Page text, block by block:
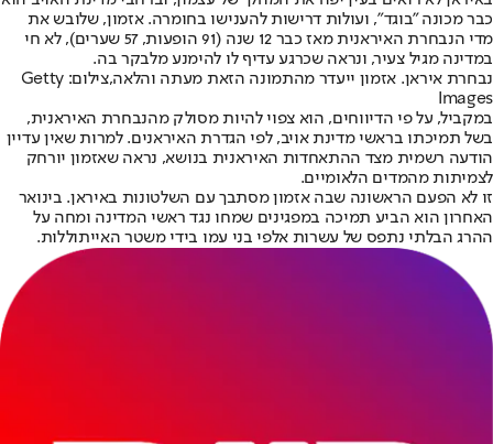
כבר מכונה "בוגד", ועולות דרישות להענישו בחומרה. אזמון, שלובש את
מדי הנבחרת האיראנית מאז כבר 12 שנה (91 הופעות, 57 שערים), לא חי
במדינה מגיל צעיר, ונראה שכרגע עדיף לו להימנע מלבקר בה.
נבחרת איראן. אזמון ייעדר מהתמונה הזאת מעתה והלאה,צילום: Getty
Images
במקביל, על פי הדיווחים, הוא צפוי להיות מסולק מהנבחרת האיראנית,
בשל תמיכתו בראשי מדינת אויב, לפי הגדרת האיראנים. למרות שאין עדיין
הודעה רשמית מצד ההתאחדות האיראנית בנושא, נראה שאזמון יורחק
לצמיתות מהמדים הלאומיים.
זו לא הפעם הראשונה שבה אזמון מסתבך עם השלטונות באיראן. בינואר
האחרון הוא הביע תמיכה במפגינים שמחו נגד ראשי המדינה ומחה על
ההרג הבלתי נתפס של עשרות אלפי בני עמו בידי משטר האייתוללות.